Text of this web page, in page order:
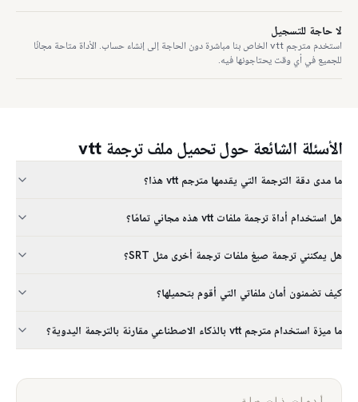
لا حاجة للتسجيل
استخدم مترجم vtt الخاص بنا مباشرة دون الحاجة إلى إنشاء حساب. الأداة متاحة مجانًا
للجميع في أي وقت يحتاجونها فيه.
الأسئلة الشائعة حول تحميل ملف ترجمة vtt
ما مدى دقة الترجمة التي يقدمها مترجم vtt هذا؟
هل استخدام أداة ترجمة ملفات vtt هذه مجاني تمامًا؟
هل يمكنني ترجمة صيغ ملفات ترجمة أخرى مثل SRT؟
كيف تضمنون أمان ملفاتي التي أقوم بتحميلها؟
ما ميزة استخدام مترجم vtt بالذكاء الاصطناعي مقارنة بالترجمة اليدوية؟